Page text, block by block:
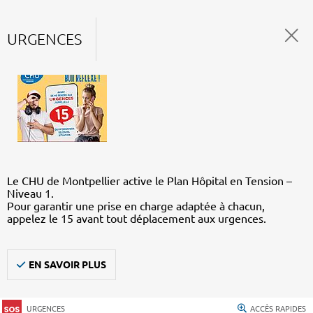
URGENCES
Le CHU de Montpellier active le Plan Hôpital en Tension –
Niveau 1.
Pour garantir une prise en charge adaptée à chacun,
appelez le 15 avant tout déplacement aux urgences.
EN SAVOIR PLUS
URGENCES ACCÈS RAPIDES